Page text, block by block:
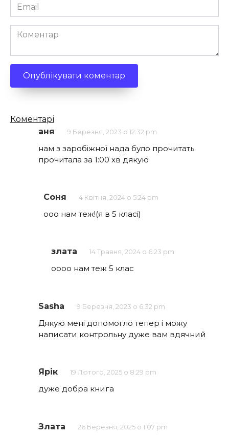
Email
*
Коментар
Кількість
коментарів
Коментарі
аня
9 Березня, 2023 о 12:32 pm
нам з заробіжної нада було прочитать
прочитала за 1:00 хв дякую
Соня 4 Квітня, 2024 о 5:24 pm
ооо нам теж!(я в 5 класі)
злата 14 Травня, 2024 о 6:23 pm
оооо нам теж 5 клас
Sasha 9 Березня, 2023 о 6:32 pm
Дякую мені допомогло тепер і можу
написати контрольну дуже вам вдячний
Ярік 19 Лютого, 2025 о 8:29 pm
дуже добра книга
Злата 26 Березня, 2025 о 1:07 pm